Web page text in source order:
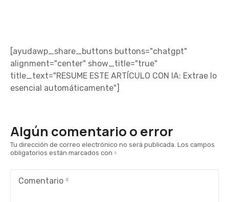
[ayudawp_share_buttons buttons="chatgpt"
alignment="center" show_title="true"
title_text="RESUME ESTE ARTÍCULO CON IA: Extrae lo
esencial automáticamente"]
Algún comentario o error
Tu dirección de correo electrónico no será publicada. Los campos
obligatorios están marcados con
Comentario